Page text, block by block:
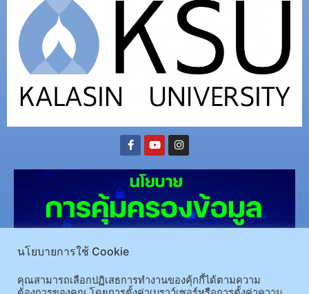
นโยบายการใช้ Cookie
คุณสามารถเลือกปฏิเสธการทำงานของคุ้กกี้ได้ตามความ